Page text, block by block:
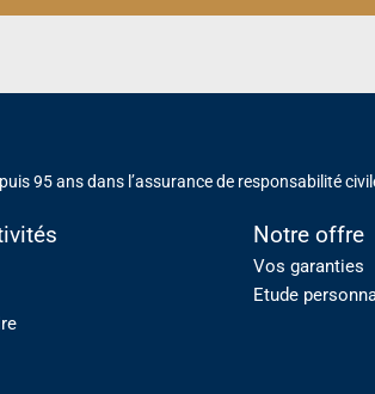
95 ans dans l’assurance de responsabilité
Notre offre
Vos garanties
Etude